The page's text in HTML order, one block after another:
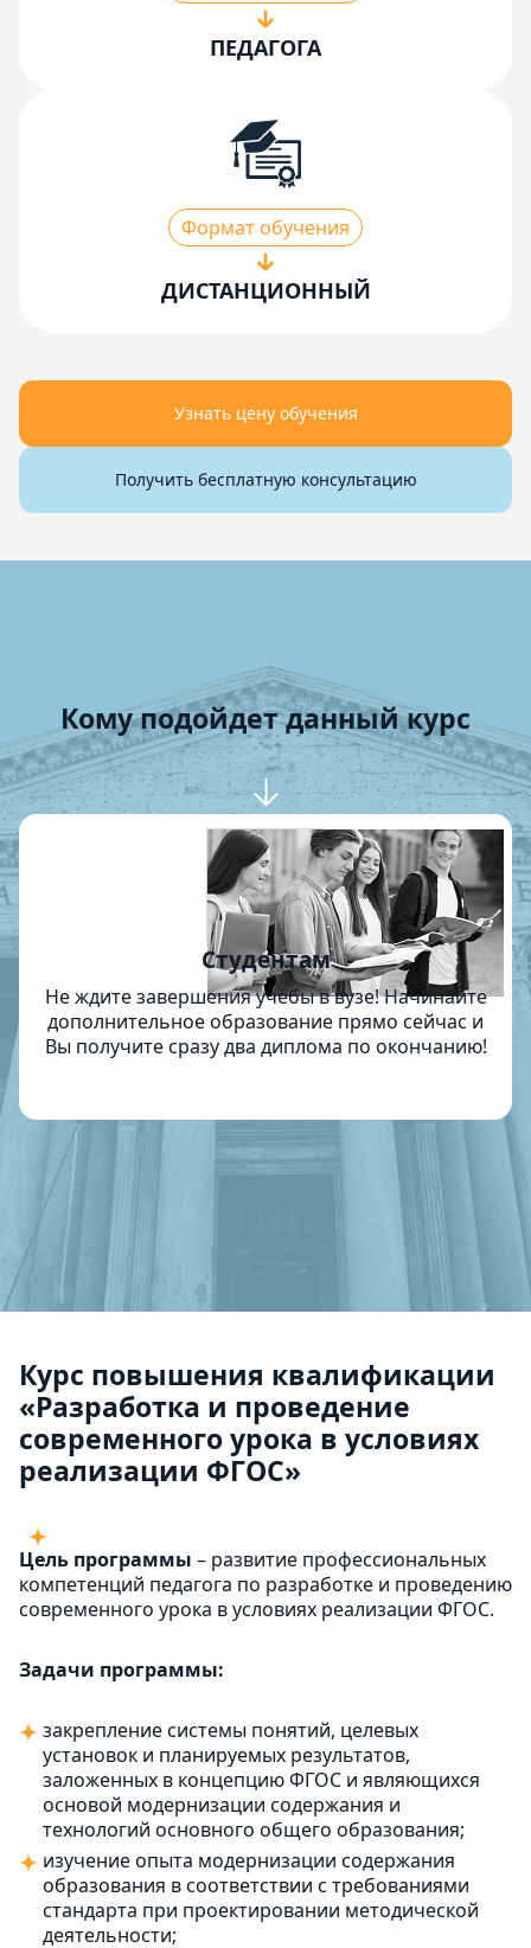
ПЕДАГОГА
Формат обучения
ДИСТАНЦИОННЫЙ
Узнать цену обучения
Получить бесплатную консультацию
Кому подойдет данный курс
Студентам
Не ждите завершения учёбы в вузе! Начинайте
дополнительное образование прямо сейчас и
Вы получите сразу два диплома по окончанию!
Курс повышения квалификации
«Разработка и проведение
современного урока в условиях
реализации ФГОС»
Цель программы – развитие профессиональных
компетенций педагога по разработке и проведению
современного урока в условиях реализации ФГОС.
Задачи программы:
закрепление системы понятий, целевых
установок и планируемых результатов,
заложенных в концепцию ФГОС и являющихся
основой модернизации содержания и
технологий основного общего образования;
изучение опыта модернизации содержания
образования в соответствии с требованиями
стандарта при проектировании методической
деятельности;